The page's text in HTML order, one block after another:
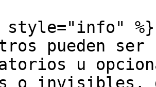
style="info" %}
pueden ser
u
o invisibles,